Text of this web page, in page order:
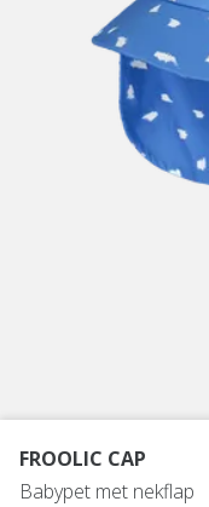
FROOLIC CAP
Babypet met nekflap